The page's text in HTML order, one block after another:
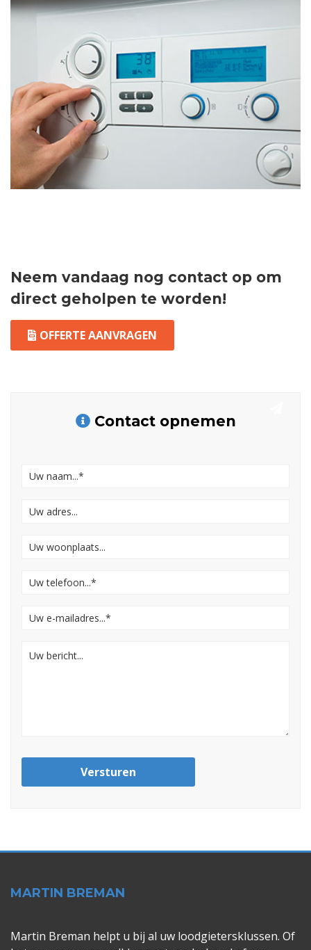
Neem vandaag nog contact op om
direct geholpen te worden!
OFFERTE AANVRAGEN
Contact opnemen
Versturen
MARTIN BREMAN
Martin Breman helpt u bij al uw loodgietersklussen. Of